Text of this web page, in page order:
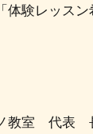
体験レッス
教室 代表